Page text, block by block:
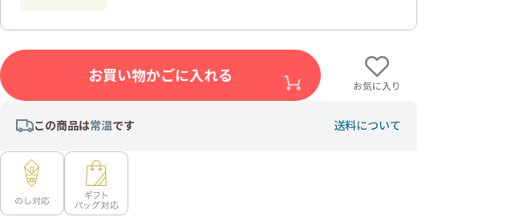
お買い物かごに入れる
お気に入り
この商品は常温です 送料について